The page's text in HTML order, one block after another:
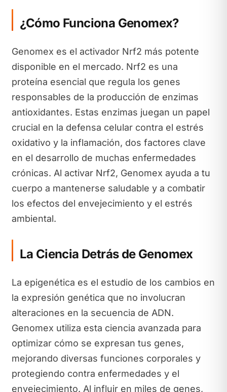
¿Cómo Funciona Genomex?
Genomex es el activador Nrf2 más potente
disponible en el mercado. Nrf2 es una
proteína esencial que regula los genes
responsables de la producción de enzimas
antioxidantes. Estas enzimas juegan un papel
crucial en la defensa celular contra el estrés
oxidativo y la inflamación, dos factores clave
en el desarrollo de muchas enfermedades
crónicas. Al activar Nrf2, Genomex ayuda a tu
cuerpo a mantenerse saludable y a combatir
los efectos del envejecimiento y el estrés
ambiental.
La Ciencia Detrás de Genomex
La epigenética es el estudio de los cambios en
la expresión genética que no involucran
alteraciones en la secuencia de ADN.
Genomex utiliza esta ciencia avanzada para
optimizar cómo se expresan tus genes,
mejorando diversas funciones corporales y
protegiendo contra enfermedades y el
envejecimiento. Al influir en miles de genes,